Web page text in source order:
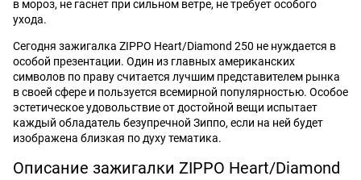
в мороз, не гаснет при сильном ветре, не требует особого
ухода.
Сегодня зажигалка ZIPPO Heart/Diamond 250 не нуждается в
особой презентации. Один из главных американских
символов по праву считается лучшим представителем рынка
в своей сфере и пользуется всемирной популярностью. Особое
эстетическое удовольствие от достойной вещи испытает
каждый обладатель безупречной Зиппо, если на ней будет
изображена близкая по духу тематика.
Описание зажигалки ZIPPO Heart/Diamond